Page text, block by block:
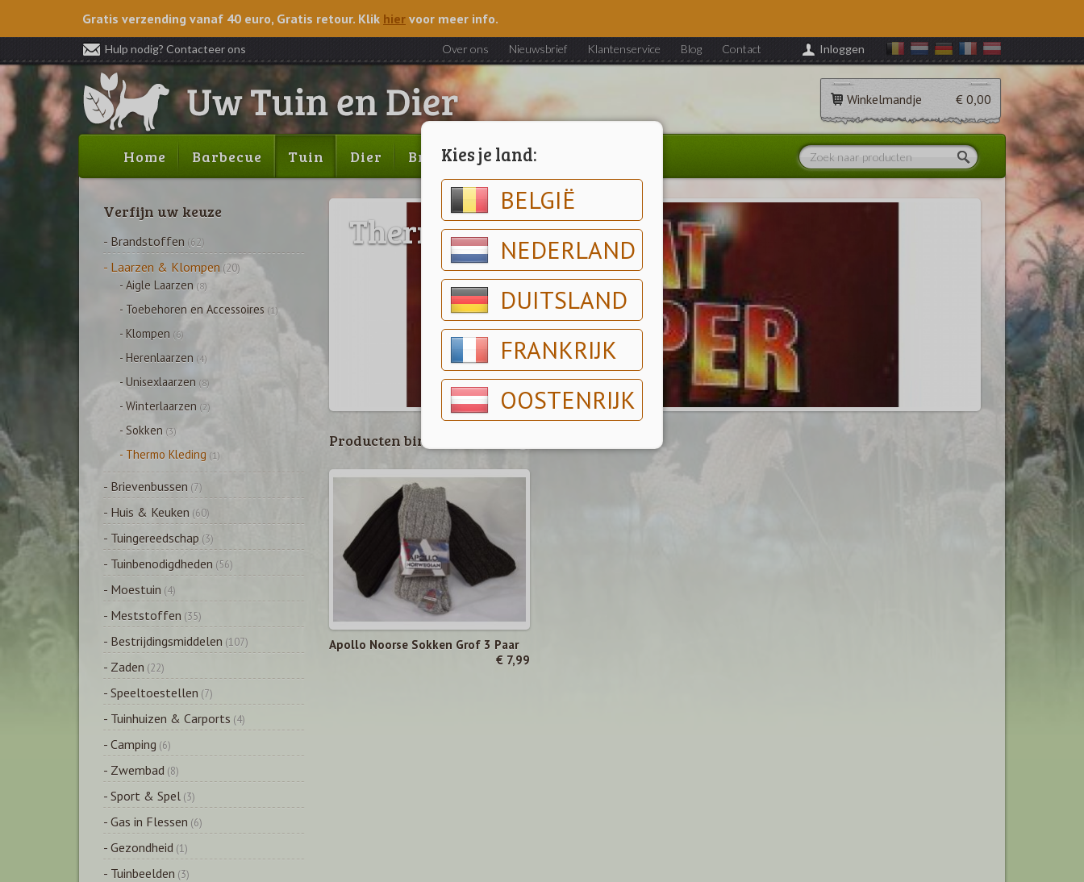
Kies je land:
BELGIË
NEDERLAND
DUITSLAND
FRANKRIJK
OOSTENRIJK
Gratis verzending vanaf 40 euro, Gratis retour. Klik hier voor meer info.
Hulp nodig? Contacteer ons Over ons Nieuwsbrief Klantenservice Blog Contact Inloggen
Winkelmandje € 0,00
Home Barbecue Tuin Dier Brood & gebak
Thermo Kleding
Producten binnen deze categorie
Apollo Noorse Sokken Grof 3 Paar
€ 7,99
Verfijn uw keuze
- Brandstoffen (62)
- Laarzen & Klompen (20)
- Aigle Laarzen (8)
- Toebehoren en Accessoires (1)
- Klompen (6)
- Herenlaarzen (4)
- Unisexlaarzen (8)
- Winterlaarzen (2)
- Sokken (3)
- Thermo Kleding (1)
- Brievenbussen (7)
- Huis & Keuken (60)
- Tuingereedschap (3)
- Tuinbenodigdheden (56)
- Moestuin (4)
- Meststoffen (35)
- Bestrijdingsmiddelen (107)
- Zaden (22)
- Speeltoestellen (7)
- Tuinhuizen & Carports (4)
- Camping (6)
- Zwembad (8)
- Sport & Spel (3)
- Gas in Flessen (6)
- Gezondheid (1)
- Tuinbeelden (3)